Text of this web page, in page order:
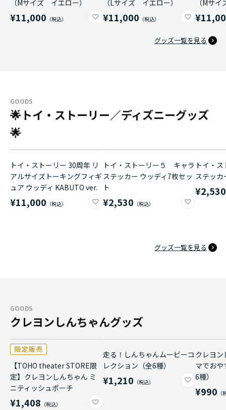
（Mサイズ イエロー）
¥11,000
（Lサイズ イエロー）
¥11,000
（Mサ
グッズ一覧を見る
GOODS
🌟トイ・ストーリー／ディズニーグッズ
🌟
トイ・ストーリー 30周年 リ
アルサイズトーキングフィギ
ュア ウッディ KABUTO ver.
¥11,000
トイ・ストーリー５ キャラ
ステッカー ウッディ7枚セッ
ト
¥2,530
トイ・
ステッカ
¥2,530
グッズ一覧を見る
GOODS
クレヨンしんちゃんグッズ
【TOHO theater STORE限
定】クレヨンしんちゃん ミ
ニティッシュポーチ
¥1,408
走る！しんちゃんムービーコ
レクション（全6種）
¥1,210
クレヨ
マでお
6種）
¥990